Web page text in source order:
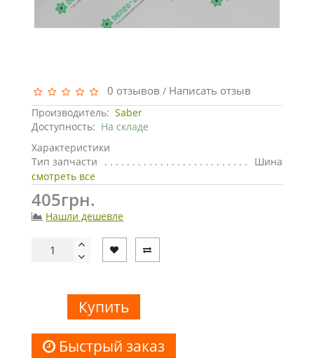
0 отзывов / Написать отзыв
Производитель: Saber
Доступность: На складе
Характеристики
Тип запчасти
Шина
смотреть все
405грн.
Нашли дешевле
Купить
Быстрый заказ